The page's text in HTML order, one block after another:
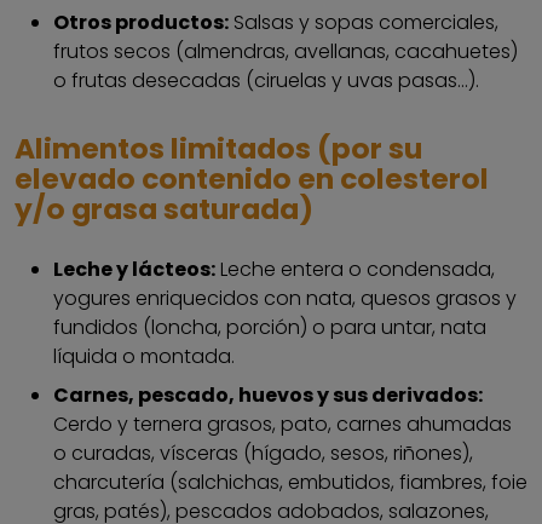
Otros productos: Salsas y sopas comerciales,
frutos secos (almendras, avellanas, cacahuetes)
o frutas desecadas (ciruelas y uvas pasas...).
Alimentos limitados (por su
elevado contenido en colesterol
y/o grasa saturada)
Leche y lácteos: Leche entera o condensada,
yogures enriquecidos con nata, quesos grasos y
fundidos (loncha, porción) o para untar, nata
líquida o montada.
Carnes, pescado, huevos y sus derivados:
Cerdo y ternera grasos, pato, carnes ahumadas
o curadas, vísceras (hígado, sesos, riñones),
charcutería (salchichas, embutidos, fiambres, foie
gras, patés), pescados adobados, salazones,